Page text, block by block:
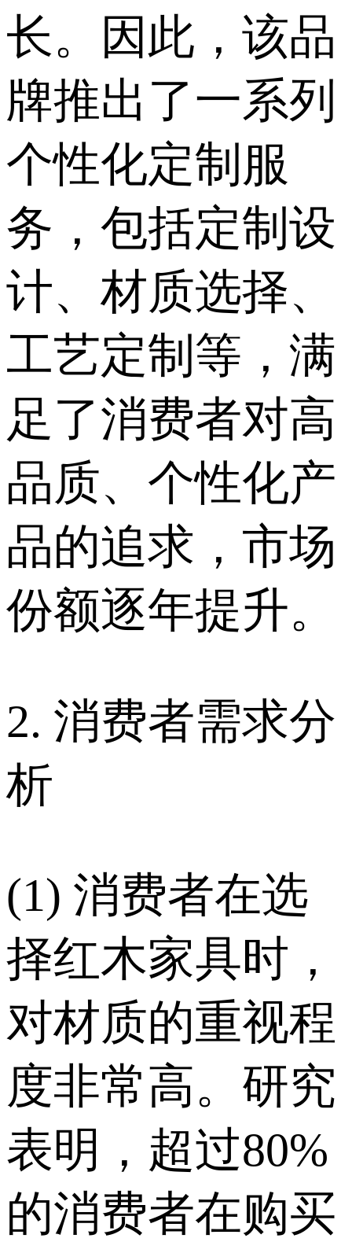
长。因此，该品
牌推出了一系列
个性化定制服
务，包括定制设
计、材质选择、
工艺定制等，满
足了消费者对高
品质、个性化产
品的追求，市场
份额逐年提升。
2. 消费者需求分
析
(1) 消费者在选
择红木家具时，
对材质的重视程
度非常高。研究
表明，超过80%
的消费者在购买